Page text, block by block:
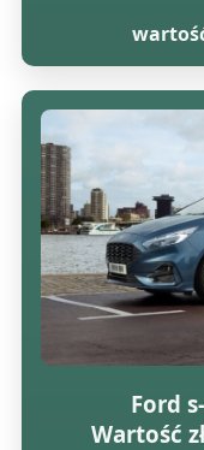
Ford
Wartość